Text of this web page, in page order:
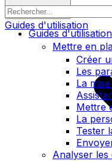
Guides d'utilisation
Mettre en
Créer
Les
La
Mettre
La
Tester
Analyser les
Guides d'utilisation